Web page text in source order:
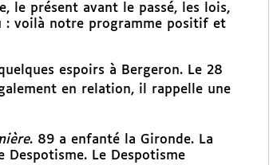
le présent avant le passé, les lois,
: voilà notre programme positif et
espoirs à Bergeron. Le 28
en relation, il rappelle une
. 89 a enfanté la Gironde. La
Le Despotisme